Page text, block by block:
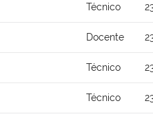
Técnico
Docente
Técnico
Técnico